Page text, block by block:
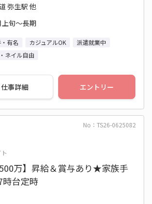
弥生駅 他
旬～長期
有名 カジュアルOK
派遣就業中
ネイル自由
仕事詳細 エントリー
No：TS26-0625082
500万】昇給＆賞与あり★家族手
台定時